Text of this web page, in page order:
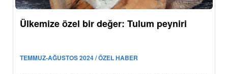
Ülkemize özel bir değer: Tulum peyniri
TEMMUZ-AĞUSTOS 2024 / ÖZEL HABER